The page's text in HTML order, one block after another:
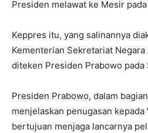
Presiden melawat ke Mesir
Keppres itu, yang salinannya
Kementerian Sekretariat Negara
diteken Presiden Prabowo pada
Presiden Prabowo, dalam
menjelaskan penugasan kepada
bertujuan menjaga lancarnya